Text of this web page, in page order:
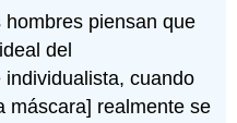
hombres piensan que
del
cuando
máscara] realmente se